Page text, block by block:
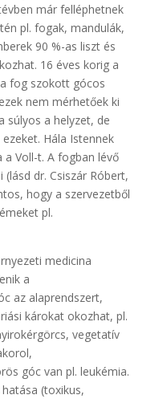
már felléphetnek
pl. fogak, mandulák,
90 %-as liszt és
16 éves korig a
fog szokott gócos
nem mérhetőek ki
súlyos a helyzet, de
Hála Istennek
Voll-t. A fogban lévő
dr. Csiszár Róbert,
hogy a szervezetből
pl.
medicina
a
az alaprendszert,
károkat okozhat, pl.
vegetatív
góc van pl. leukémia.
(toxikus,